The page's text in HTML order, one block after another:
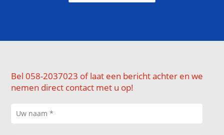
Bel 058-2037023 of laat een bericht achter en we
nemen direct contact met u op!